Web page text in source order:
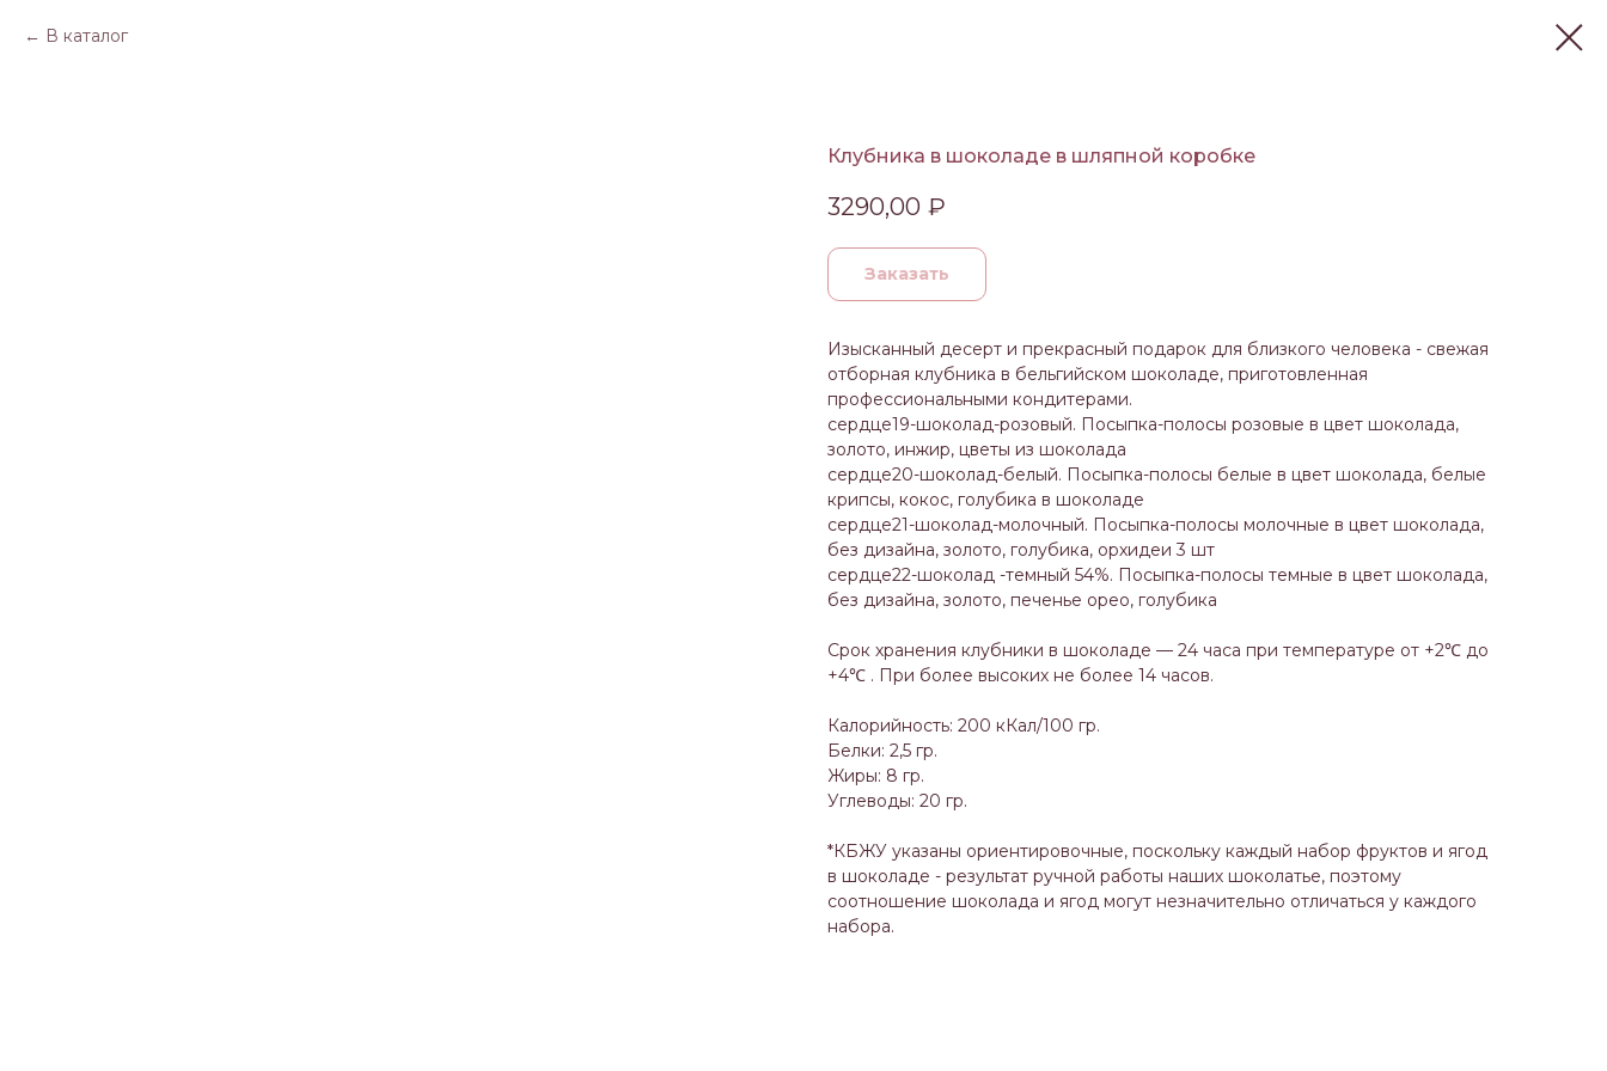
В каталог
Клубника в шоколаде в шляпной коробке
3290,00 ₽
Заказать
Изысканный десерт и прекрасный подарок для близкого человека - свежая
отборная клубника в бельгийском шоколаде, приготовленная
профессиональными кондитерами.
сердце19-шоколад-розовый. Посыпка-полосы розовые в цвет шоколада,
золото, инжир, цветы из шоколада
сердце20-шоколад-белый. Посыпка-полосы белые в цвет шоколада, белые
крипсы, кокос, голубика в шоколаде
сердце21-шоколад-молочный. Посыпка-полосы молочные в цвет шоколада,
без дизайна, золото, голубика, орхидеи 3 шт
сердце22-шоколад -темный 54%. Посыпка-полосы темные в цвет шоколада,
без дизайна, золото, печенье орео, голубика
Срок хранения клубники в шоколаде — 24 часа при температуре от +2℃ до
+4℃ . При более высоких не более 14 часов.
Калорийность: 200 кКал/100 гр.
Белки: 2,5 гр.
Жиры: 8 гр.
Углеводы: 20 гр.
*КБЖУ указаны ориентировочные, поскольку каждый набор фруктов и ягод
в шоколаде - результат ручной работы наших шоколатье, поэтому
соотношение шоколада и ягод могут незначительно отличаться у каждого
набора.